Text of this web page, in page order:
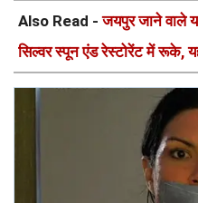
Also Read -जयपुर जाने वाले
सिल्वर स्पून एंड रेस्टोरेंट में रूके,